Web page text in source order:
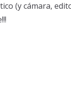
(y cámara,